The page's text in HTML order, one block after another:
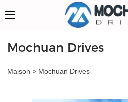
Mochuan Drives
Maison > Mochuan Drives